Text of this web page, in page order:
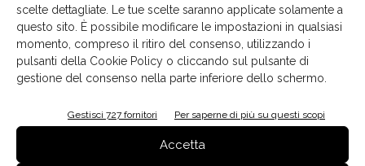
scelte dettagliate. Le tue scelte saranno applicate solamente a
questo sito. È possibile modificare le impostazioni in qualsiasi
momento, compreso il ritiro del consenso, utilizzando i
pulsanti della Cookie Policy o cliccando sul pulsante di
gestione del consenso nella parte inferiore dello schermo.
Gestisci 727 fornitori Per saperne di più su questi scopi
Accetta
Snaidero, nuove aperture internazionali